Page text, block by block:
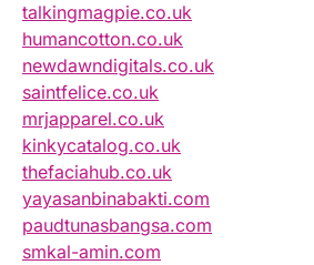
talkingmagpie.co.uk
humancotton.co.uk
newdawndigitals.co.uk
saintfelice.co.uk
mrjapparel.co.uk
kinkycatalog.co.uk
thefaciahub.co.uk
yayasanbinabakti.com
paudtunasbangsa.com
smkal-amin.com